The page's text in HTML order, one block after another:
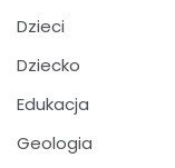
Dzieci
Dziecko
Edukacja
Geologia